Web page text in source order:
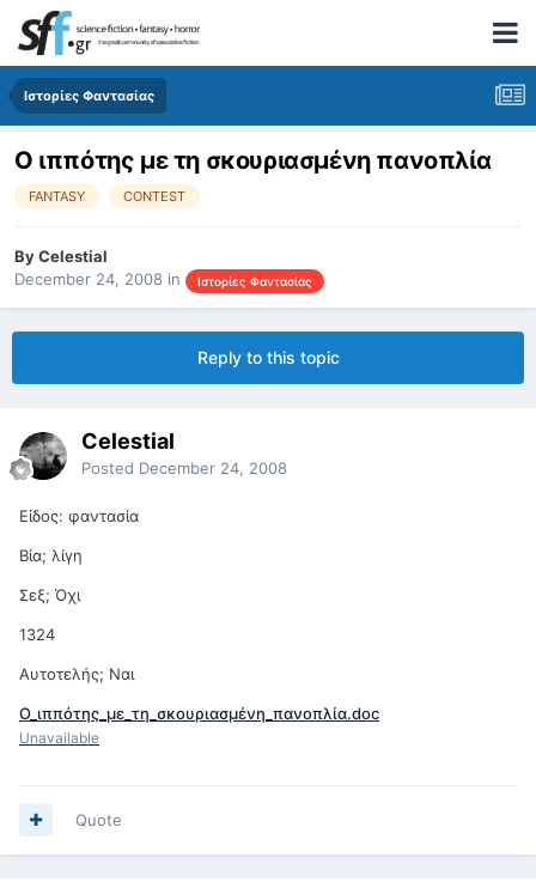
Ιστορίες Φαντασίας
Ο ιππότης με τη σκουριασμένη πανοπλία
FANTASY CONTEST
ByCelestial
December 24, 2008 in Ιστορίες Φαντασίας
Reply to this topic
Celestial
Posted December 24, 2008
Είδος: φαντασία
Βία; λίγη
Σεξ; Όχι
1324
Αυτοτελής; Ναι
Ο_ιππότης_με_τη_σκουριασμένη_πανοπλία.doc
Unavailable
Quote